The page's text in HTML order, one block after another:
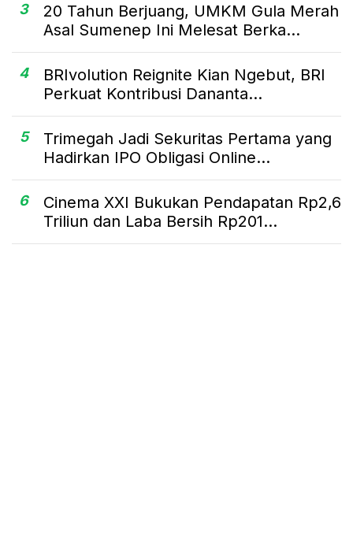
3
20 Tahun Berjuang, UMKM Gula Merah
Asal Sumenep Ini Melesat Berka...
4
BRIvolution Reignite Kian Ngebut, BRI
Perkuat Kontribusi Dananta...
5
Trimegah Jadi Sekuritas Pertama yang
Hadirkan IPO Obligasi Online...
6
Cinema XXI Bukukan Pendapatan Rp2,6
Triliun dan Laba Bersih Rp201...